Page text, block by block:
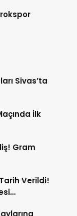
Sivas’ta
İlk
Gram
Verildi!